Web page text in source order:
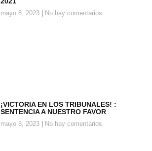
mayo 8, 2023 No hay comentarios
¡VICTORIA EN LOS TRIBUNALES! :
SENTENCIA A NUESTRO FAVOR
mayo 8, 2023 No hay comentarios